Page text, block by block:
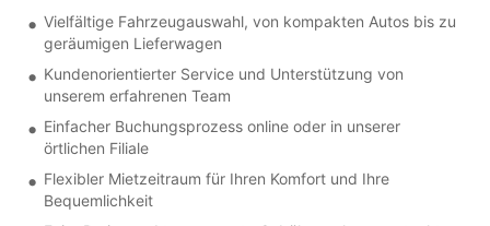
Vielfältige Fahrzeugauswahl, von kompakten Autos bis zu
geräumigen Lieferwagen
Kundenorientierter Service und Unterstützung von
unserem erfahrenen Team
Einfacher Buchungsprozess online oder in unserer
örtlichen Filiale
Flexibler Mietzeitraum für Ihren Komfort und Ihre
Bequemlichkeit